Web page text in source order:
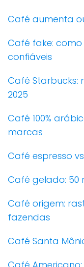
Café aumenta
Café fake:
confiáveis
Café Starbucks:
2025
Café 100%
marcas
Café espresso
Café gelado: 50
Café origem:
fazendas
Café Santa